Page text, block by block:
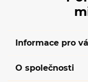
Informace pro
O společnosti